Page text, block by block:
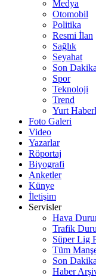
Medya
Otomobil
Politika
Resmi İlan
Sağlık
Seyahat
Son Dakika
Spor
Teknoloji
Trend
Yurt
Foto Galeri
Video
Yazarlar
Röportaj
Biyografi
Anketler
Künye
İletişim
Servisler
Hava
Trafik
Süper Lig
Tüm
Son
Haber